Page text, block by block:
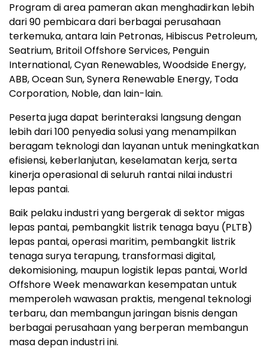
Program di area pameran akan menghadirkan lebih
dari 90 pembicara dari berbagai perusahaan
terkemuka, antara lain Petronas, Hibiscus Petroleum,
Seatrium, Britoil Offshore Services, Penguin
International, Cyan Renewables, Woodside Energy,
ABB, Ocean Sun, Synera Renewable Energy, Toda
Corporation, Noble, dan lain-lain.
Peserta juga dapat berinteraksi langsung dengan
lebih dari 100 penyedia solusi yang menampilkan
beragam teknologi dan layanan untuk meningkatkan
efisiensi, keberlanjutan, keselamatan kerja, serta
kinerja operasional di seluruh rantai nilai industri
lepas pantai.
Baik pelaku industri yang bergerak di sektor migas
lepas pantai, pembangkit listrik tenaga bayu (PLTB)
lepas pantai, operasi maritim, pembangkit listrik
tenaga surya terapung, transformasi digital,
dekomisioning, maupun logistik lepas pantai, World
Offshore Week menawarkan kesempatan untuk
memperoleh wawasan praktis, mengenal teknologi
terbaru, dan membangun jaringan bisnis dengan
berbagai perusahaan yang berperan membangun
masa depan industri ini.